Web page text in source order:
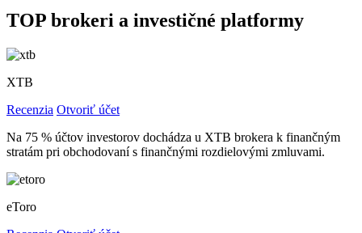
TOP brokeri a investičné platformy
XTB
Recenzia Otvoriť účet
Na 75 % účtov investorov dochádza u XTB brokera k finančným
stratám pri obchodovaní s finančnými rozdielovými zmluvami.
eToro